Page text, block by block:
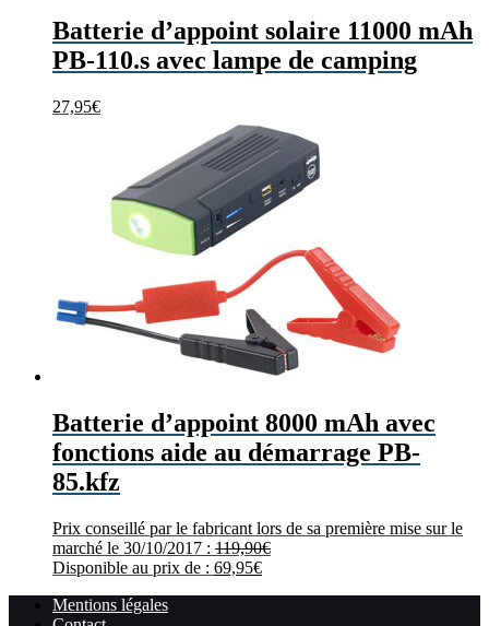
Batterie d’appoint solaire 11000 mAh
PB-110.s avec lampe de camping
27,95€
Batterie d’appoint 8000 mAh avec
fonctions aide au démarrage PB-
85.kfz
Prix conseillé par le fabricant lors de sa première mise sur le
marché le 30/10/2017 : 119,90€
Disponible au prix de : 69,95€
Mentions légales